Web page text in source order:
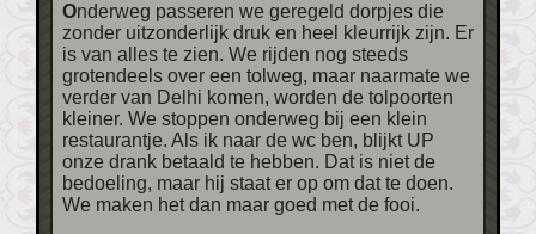
Onderweg passeren we geregeld dorpjes die
zonder uitzonderlijk druk en heel kleurrijk zijn. Er
is van alles te zien. We rijden nog steeds
grotendeels over een tolweg, maar naarmate we
verder van Delhi komen, worden de tolpoorten
kleiner. We stoppen onderweg bij een klein
restaurantje. Als ik naar de wc ben, blijkt UP
onze drank betaald te hebben. Dat is niet de
bedoeling, maar hij staat er op om dat te doen.
We maken het dan maar goed met de fooi.